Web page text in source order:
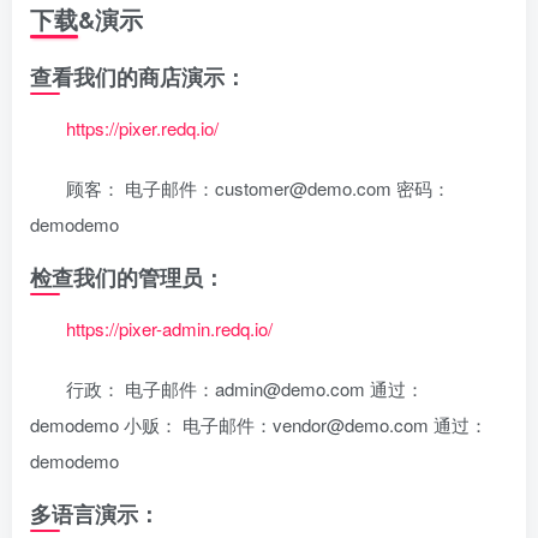
下载&演示
查看我们的商店演示：
https://pixer.redq.io/
顾客： 电子邮件：customer@demo.com 密码：
demodemo
检查我们的管理员：
https://pixer-admin.redq.io/
行政： 电子邮件：admin@demo.com 通过：
demodemo 小贩： 电子邮件：vendor@demo.com 通过：
demodemo
多语言演示：